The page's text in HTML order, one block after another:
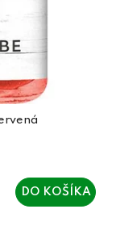
DO KOŠÍKA